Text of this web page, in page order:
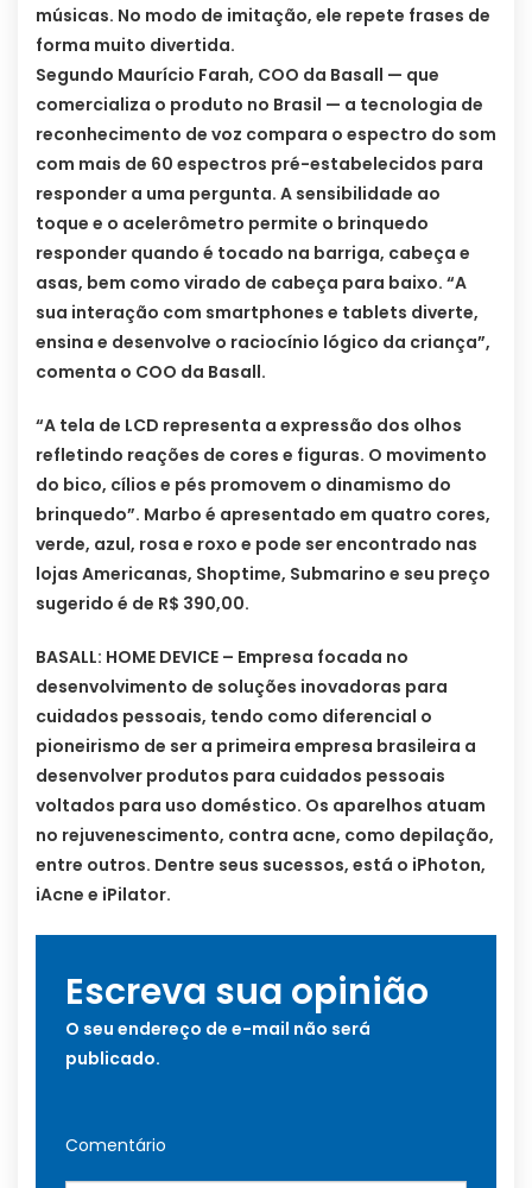
músicas. No modo de imitação, ele repete frases de
forma muito divertida.
Segundo Maurício Farah, COO da Basall — que
comercializa o produto no Brasil — a tecnologia de
reconhecimento de voz compara o espectro do som
com mais de 60 espectros pré-estabelecidos para
responder a uma pergunta. A sensibilidade ao
toque e o acelerômetro permite o brinquedo
responder quando é tocado na barriga, cabeça e
asas, bem como virado de cabeça para baixo. “A
sua interação com smartphones e tablets diverte,
ensina e desenvolve o raciocínio lógico da criança”,
comenta o COO da Basall.
“A tela de LCD representa a expressão dos olhos
refletindo reações de cores e figuras. O movimento
do bico, cílios e pés promovem o dinamismo do
brinquedo”. Marbo é apresentado em quatro cores,
verde, azul, rosa e roxo e pode ser encontrado nas
lojas Americanas, Shoptime, Submarino e seu preço
sugerido é de R$ 390,00.
BASALL: HOME DEVICE – Empresa focada no
desenvolvimento de soluções inovadoras para
cuidados pessoais, tendo como diferencial o
pioneirismo de ser a primeira empresa brasileira a
desenvolver produtos para cuidados pessoais
voltados para uso doméstico. Os aparelhos atuam
no rejuvenescimento, contra acne, como depilação,
entre outros. Dentre seus sucessos, está o iPhoton,
iAcne e iPilator.
Escreva sua opinião
O seu endereço de e-mail não será
publicado.
Comentário